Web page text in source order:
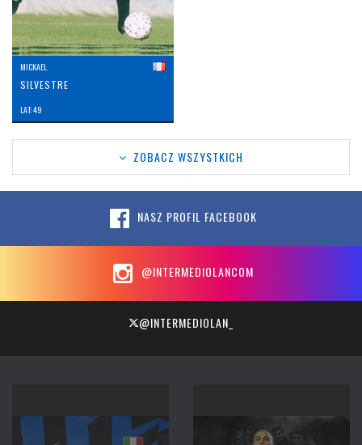
MICKAEL
SILVESTRE
LAT: 49
ZOBACZ WSZYSTKICH
NASZ PROFIL FACEBOOK
@INTERMEDIOLANCOM
@INTERMEDIOLAN_